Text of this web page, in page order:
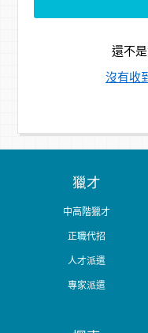
還不
沒有收
獵才
中高階獵才
正職代招
人才派遣
專家派遣